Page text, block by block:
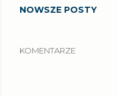
NOWSZE POSTY
KOMENTARZE